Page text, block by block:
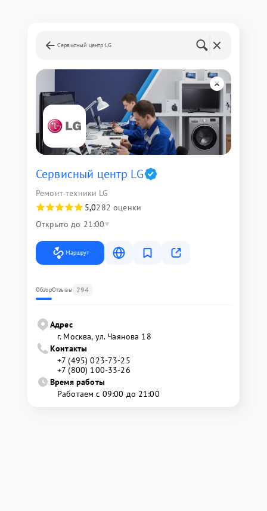
Сервисный центр LG
Сервисный центр LG
Ремонт техники LG
5,0282 оценки
Открыто до 21:00
Маршрут
ОбзорОтзывы 294
Адрес
г. Москва, ул. Чаянова 18
Контакты
+7 (495) 023-73-25
+7 (800) 100-33-26
Время работы
Работаем с 09:00 до 21:00